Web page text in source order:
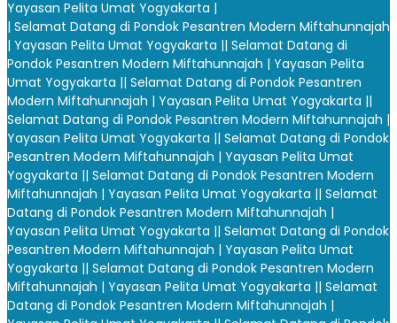
Yayasan Pelita Umat Yogyakarta |
| Selamat Datang di Pondok Pesantren Modern Miftahunnajah
| Yayasan Pelita Umat Yogyakarta || Selamat Datang di
Pondok Pesantren Modern Miftahunnajah | Yayasan Pelita
Umat Yogyakarta || Selamat Datang di Pondok Pesantren
Modern Miftahunnajah | Yayasan Pelita Umat Yogyakarta ||
Selamat Datang di Pondok Pesantren Modern Miftahunnajah |
Yayasan Pelita Umat Yogyakarta || Selamat Datang di Pondok
Pesantren Modern Miftahunnajah | Yayasan Pelita Umat
Yogyakarta || Selamat Datang di Pondok Pesantren Modern
Miftahunnajah | Yayasan Pelita Umat Yogyakarta || Selamat
Datang di Pondok Pesantren Modern Miftahunnajah |
Yayasan Pelita Umat Yogyakarta || Selamat Datang di Pondok
Pesantren Modern Miftahunnajah | Yayasan Pelita Umat
Yogyakarta || Selamat Datang di Pondok Pesantren Modern
Miftahunnajah | Yayasan Pelita Umat Yogyakarta || Selamat
Datang di Pondok Pesantren Modern Miftahunnajah |